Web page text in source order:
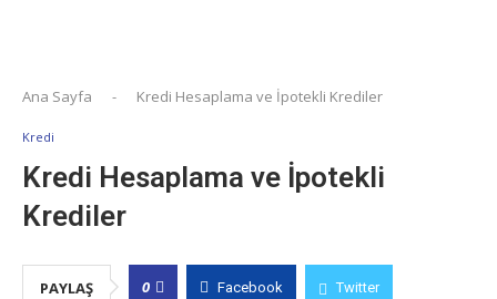
Ana Sayfa - Kredi Hesaplama ve İpotekli Krediler
Kredi
Kredi Hesaplama ve İpotekli
Krediler
PAYLAŞ 0 Facebook Twitter